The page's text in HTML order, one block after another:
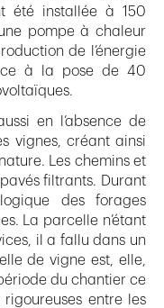
été installée à 150
pompe à chaleur
de l’énergie
à la pose de 40
en l’absence de
vignes, créant ainsi
Les chemins et
filtrants. Durant
des forages
La parcelle n’étant
il a fallu dans un
de vigne est, elle,
du chantier ce
entre les